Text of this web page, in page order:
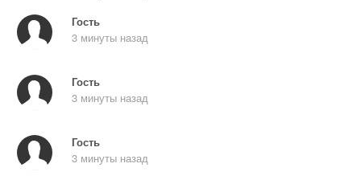
Гость
3 минуты назад
Гость
3 минуты назад
Гость
3 минуты назад